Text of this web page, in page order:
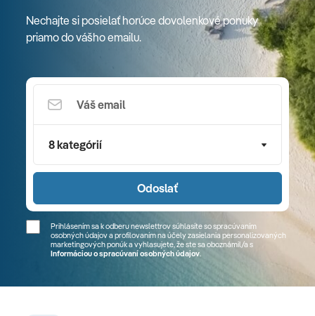
Nechajte si posielať horúce dovolenkové ponuky
priamo do vášho emailu.
8 kategórií
Odoslať
Prihlásením sa k odberu newslettrov súhlasíte so spracúvaním
osobných údajov a profilovaním na účely zasielania personalizovaných
marketingových ponúk a vyhlasujete, že ste sa oboznámil/a s
Informáciou o spracúvaní osobných údajov.